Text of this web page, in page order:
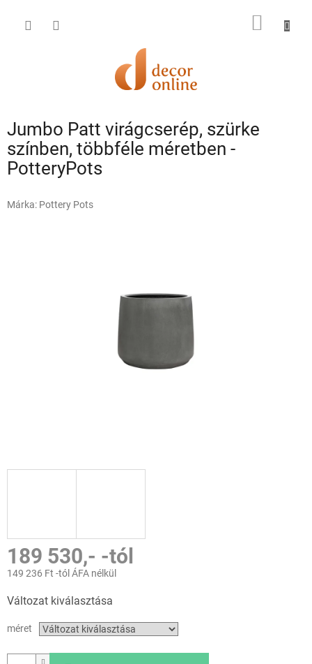
KOSÁR
Jumbo Patt virágcserép, szürke
színben, többféle méretben -
PotteryPots
Márka: Pottery Pots
189 530,- -tól
149 236 Ft -tól ÁFA nélkül
Változat kiválasztása
méret